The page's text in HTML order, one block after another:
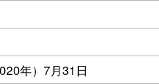
年）7月31日